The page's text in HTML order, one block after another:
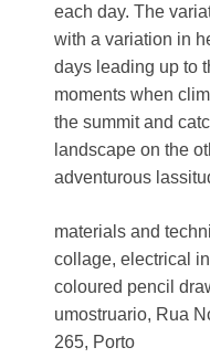
each day. The
with a variation in
days leading up to
moments when
the summit and
landscape on the
adventurous
materials and
collage, electrical
coloured pencil
umostruario, Rua
265, Porto